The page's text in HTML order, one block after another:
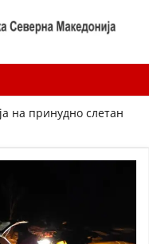
на принудно слетан